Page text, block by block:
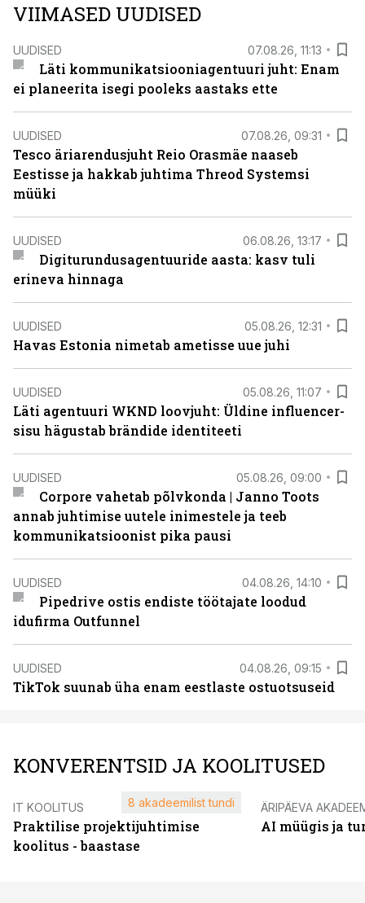
VIIMASED UUDISED
UUDISED 07.08.26, 11:13
Läti kommunikatsiooniagentuuri juht: Enam
ei planeerita isegi pooleks aastaks ette
UUDISED 07.08.26, 09:31
Tesco äriarendusjuht Reio Orasmäe naaseb
Eestisse ja hakkab juhtima Threod Systemsi
müüki
UUDISED 06.08.26, 13:17
Digiturundusagentuuride aasta: kasv tuli
erineva hinnaga
UUDISED 05.08.26, 12:31
Havas Estonia nimetab ametisse uue juhi
UUDISED 05.08.26, 11:07
Läti agentuuri WKND loovjuht: Üldine influencer-
sisu hägustab brändide identiteeti
UUDISED 05.08.26, 09:00
Corpore vahetab põlvkonda | Janno Toots
annab juhtimise uutele inimestele ja teeb
kommunikatsioonist pika pausi
UUDISED 04.08.26, 14:10
Pipedrive ostis endiste töötajate loodud
idufirma Outfunnel
UUDISED 04.08.26, 09:15
TikTok suunab üha enam eestlaste ostuotsuseid
KONVERENTSID JA KOOLITUSED
IT KOOLITUS
Praktilise projektijuhtimise
koolitus - baastase
8 akadeemilist tundi ÄRIPÄEVA
AI müügis ja